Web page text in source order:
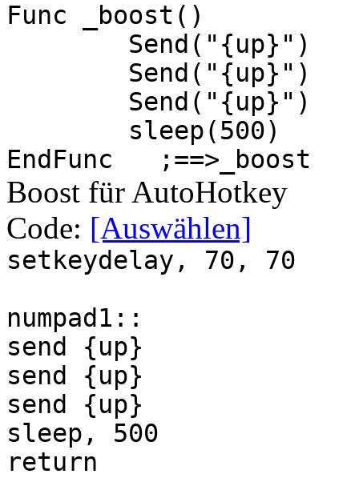
Func _boost()
Send("{up}")
Send("{up}")
Send("{up}")
sleep(500)
EndFunc ;==>_boost
Boost für AutoHotkey
Code: [Auswählen]
setkeydelay, 70, 70
numpad1::
send {up}
send {up}
send {up}
sleep, 500
return